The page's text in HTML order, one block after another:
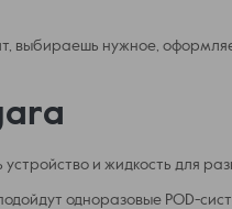
выбираешь нужное,
и жидкость для
одноразовые POD-